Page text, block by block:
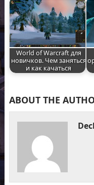
World of Warcraft для
новичков. Чем заняться
и как качаться
ABOUT THE